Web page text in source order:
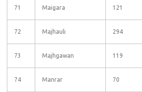
71 Maigara 121
72 Majhauli 294
73 Majhgawan 119
74 Manrar 70